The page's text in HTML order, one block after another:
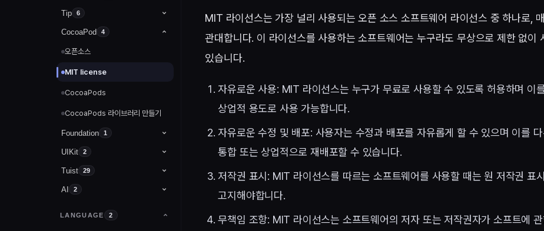
파일시스템과 DBMS
SQL 내장함수
서브쿼리의 종류와 사용법
프로시저와 트리거 이해
트랜잭션, 동시성 제어
정규화
ERD 기본개념
ERD 실습 1 - 논리적 모델
DBeaver 설치
@Controller, @RestController
Annotation 1
@RestControllerAdvice
ErRoR 1
war:exploded artifacts
dataType
Int
상수와 변수 선언
타입 애너테이션과 타입 추론
Float / Double
Boolean
String
nil
Array
Dictionary
Set
if / switch
func
class / struct / enum
optional
typeCasting
Tip 6
앱 아이콘 설정하기
MAIN 제거 및 코드 베이스로 변경
xcode 캐싱 비우기
Xcode 단축키
lldb 기초
gitignore 사용 방법
CocoaPod 4
오픈소스
MIT license
CocoaPods
CocoaPods 라이브러리 만들기
Foundation 1
UserDefaults
UIKit 2
UIViewController
UIView
Tuist 29
Tuist를 시작하기 전 사전
Tuist 누구냐 넌.
Framework 4
AI 2
LANGUAGE 2
MIT 라이선스는 가장 널리 사용되는 오픈 소스 소프트웨어 라이선스 중 하나로,
관대합니다. 이 라이선스를 사용하는 소프트웨어는 누구라도 무상으로 제한 없이
있습니다.
자유로운 사용: MIT 라이선스는 누구가 무료로 사용할 수 있도록 허용하며 이
상업적 용도로 사용 가능합니다.
자유로운 수정 및 배포: 사용자는 수정과 배포를 자유롭게 할 수 있으며 이를 다
통합 또는 상업적으로 재배포할 수 있습니다.
저작권 표시: MIT 라이선스를 따르는 소프트웨어를 사용할 때는 원 저작권 표
고지해야합니다.
무책임 조항: MIT 라이선스는 소프트웨어의 저자 또는 저작권자가 소프트에